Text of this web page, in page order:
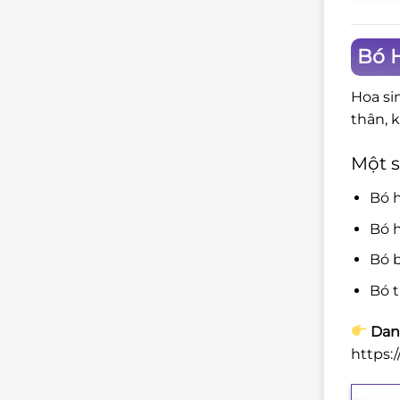
Bó
Hoa
thân,
Một
Bó
Bó
Bó
Bó